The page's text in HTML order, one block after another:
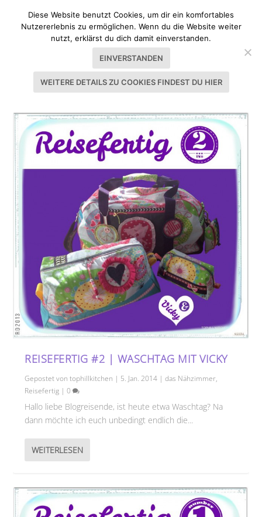
SCHLAGWORT:FARBENMIX
REISEFERTIG #2 | WASCHTAG MIT VICKY
Gepostet vontophillkitchen | 5. Jan. 2014 |das Nähzimmer,
Reisefertig |0
Hallo liebe Blogreisende, ist heute etwa Waschtag? Na
dann möchte ich euch unbedingt endlich die...
WEITERLESEN
Diese Website benutzt Cookies, um dir ein komfortables
Nutzererlebnis zu ermöglichen. Wenn du die Website weiter
nutzt, erklärst du dich damit einverstanden.
EINVERSTANDEN
WEITERE DETAILS ZU COOKIES FINDEST DU HIER